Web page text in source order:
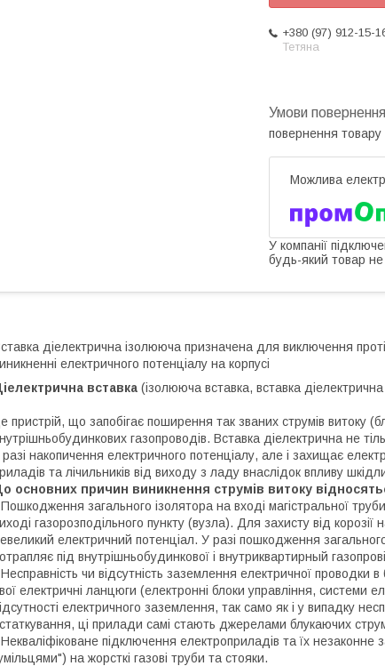
+380 (97) 912-15-
Тетяна
повернення товару
У компанії
будь-який товар
діелектрична ізолююча призначена для виключення
електричного потенціалу на корпусі
вставка (ізолююча вставка, вставка
пристрій, що запобігає поширення так званих струмів витоку
газопроводів. Вставка діелектрична не
разі накопичення електричного потенціалу, але і захищає
та лічильників від виходу з ладу внаслідок впливу
основних причин виникнення струмів витоку
загального ізолятора на вході магістральної
газорозподільного пункту (вузла). Для захисту від корозії
електричний потенціал. У разі пошкодження
під внутрішньобудинкової і внутриквартирный
чи відсутність заземлення електричної
електричні ланцюги (електронні блоки управління, системи
електричного заземлення, так само як і у випадку
ці прилади самі стають джерелами блукаючих
підключення електроприладів та їх
на жорсткі газові труби та стояки.